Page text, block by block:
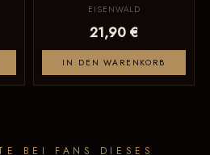
EISENWALD
21,90 €
IN DEN WARENKORB
BEI FANS DIESES